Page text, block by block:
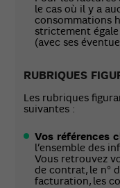
le cas où il y a
consommations
strictement
(avec ses
RUBRIQUES
Les rubriques
suivantes :
Vos références
l’ensemble des
Vous retrouvez
de contrat, le n°
facturation, les